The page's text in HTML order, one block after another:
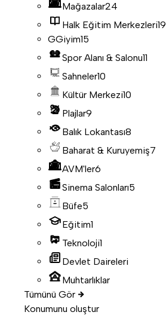
Mağazalar24
Halk Eğitim Merkezleri19
GGiyim15
Spor Alanı & Salonu11
Sahneler10
Kültür Merkezi10
Plajlar9
Balık Lokantası8
Baharat & Kuruyemiş7
AVM'ler6
Sinema Salonları5
Büfe5
Eğitim1
Teknoloji1
Devlet Daireleri
Muhtarlıklar
Tümünü Gör
Konumunu oluştur